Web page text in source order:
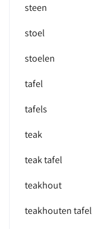
steen
stoel
stoelen
tafel
tafels
teak
teak tafel
teakhout
teakhouten tafel